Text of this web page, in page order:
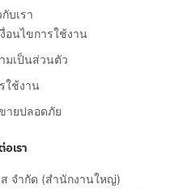
กับเรา
อนไขการใช้งาน
มเป็นส่วนตัว
ใช้งาน
ายปลอดภัย
เรา
จำกัด (สำนักงานใหญ่)